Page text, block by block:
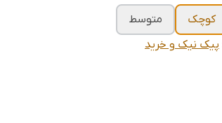
کوچک
متوسط
پیک نیک و خرید